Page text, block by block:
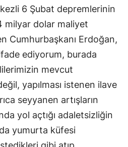
6 Şubat depremlerinin
milyar dolar maliyet
Cumhurbaşkanı Erdoğan,
ediyorum, burada
mevcut
yapılması istenen ilave
seyyanen artışların
yol açtığı adaletsizliğin
yumurta küfesi